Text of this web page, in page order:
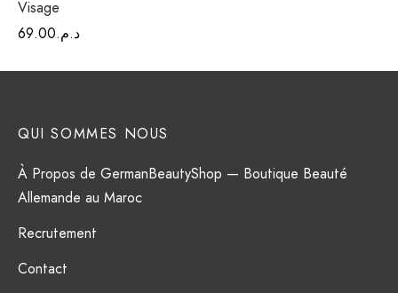
Visage
د.م.69.00
QUI SOMMES NOUS
À Propos de GermanBeautyShop — Boutique Beauté
Allemande au Maroc
Recrutement
Contact